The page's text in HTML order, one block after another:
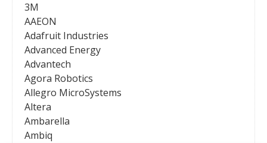
3M
AAEON
Adafruit Industries
Advanced Energy
Advantech
Agora Robotics
Allegro MicroSystems
Altera
Ambarella
Ambiq